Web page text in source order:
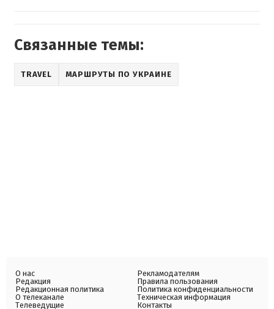
Связанные темы:
TRAVEL МАРШРУТЫ ПО УКРАИНЕ
О нас
Редакция
Редакционная политика
О телеканале
Телеведущие
Рекламодателям
Правила пользования
Политика конфиденциальности
Техническая информация
Контакты